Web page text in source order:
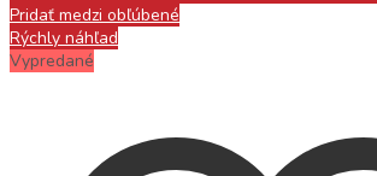
Pridať medzi obľúbené
Rýchly náhľad
Vypredané